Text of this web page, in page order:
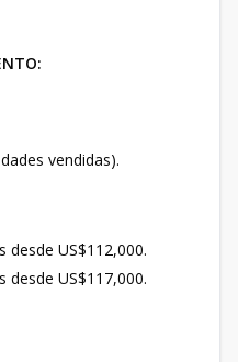
vendidas).
US$112,000.
desde US$117,000.